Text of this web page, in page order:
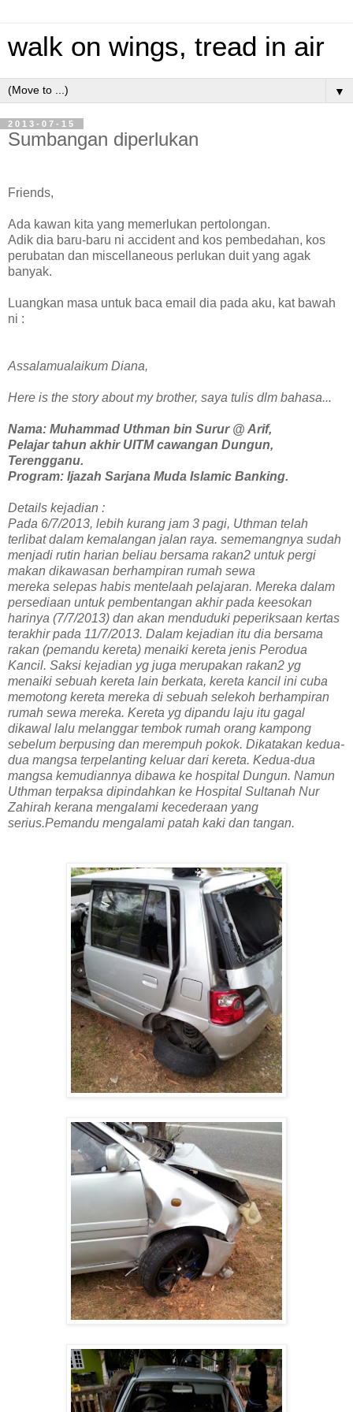
walk on wings, tread in air
▼
2013-07-15
Sumbangan diperlukan
Friends,
Ada kawan kita yang memerlukan pertolongan.
Adik dia baru-baru ni accident and kos pembedahan, kos
perubatan dan miscellaneous perlukan duit yang agak
banyak.
Luangkan masa untuk baca email dia pada aku, kat bawah
ni :
Assalamualaikum Diana,
Here is the story about my brother, saya tulis dlm bahasa...
Nama: Muhammad Uthman bin Surur @ Arif,
Pelajar tahun akhir UITM cawangan Dungun,
Terengganu.
Program: Ijazah Sarjana Muda Islamic Banking.
Details kejadian :
Pada 6/7/2013, lebih kurang jam 3 pagi, Uthman telah
terlibat dalam kemalangan jalan raya. sememangnya sudah
menjadi rutin harian beliau bersama rakan2 untuk pergi
makan dikawasan berhampiran rumah sewa
mereka selepas habis mentelaah pelajaran. Mereka dalam
persediaan untuk pembentangan akhir pada keesokan
harinya (7/7/2013) dan akan menduduki peperiksaan kertas
terakhir pada 11/7/2013. Dalam kejadian itu dia bersama
rakan (pemandu kereta) menaiki kereta jenis Perodua
Kancil. Saksi kejadian yg juga merupakan rakan2 yg
menaiki sebuah kereta lain berkata, kereta kancil ini cuba
memotong kereta mereka di sebuah selekoh berhampiran
rumah sewa mereka. Kereta yg dipandu laju itu gagal
dikawal lalu melanggar tembok rumah orang kampong
sebelum berpusing dan merempuh pokok. Dikatakan kedua-
dua mangsa terpelanting keluar dari kereta. Kedua-dua
mangsa kemudiannya dibawa ke hospital Dungun. Namun
Uthman terpaksa dipindahkan ke Hospital Sultanah Nur
Zahirah kerana mengalami kecederaan yang
serius.Pemandu mengalami patah kaki dan tangan.